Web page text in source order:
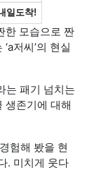
한 모습으로 짠
저씨’의 현실
는 패기 넘치는
생존기에 대해
험해 봤을 현
. 미치게 웃다